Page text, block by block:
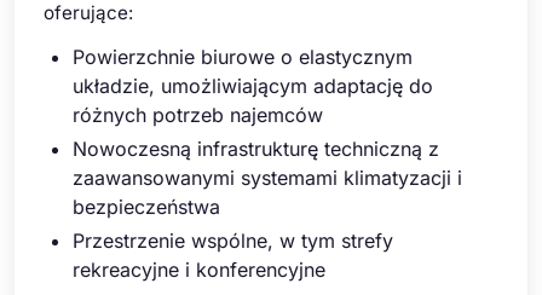
oferujące:
Powierzchnie biurowe o elastycznym
układzie, umożliwiającym adaptację do
różnych potrzeb najemców
Nowoczesną infrastrukturę techniczną z
zaawansowanymi systemami klimatyzacji i
bezpieczeństwa
Przestrzenie wspólne, w tym strefy
rekreacyjne i konferencyjne